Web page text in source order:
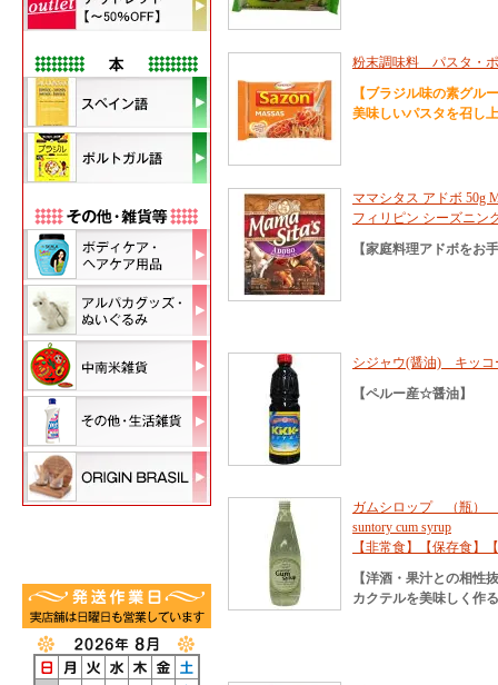
粉末調味料 パスタ・
【ブラジル味の素グル
美味しいパスタを召し
ママシタス アドボ 50g
フィリピン シーズニン
【家庭料理アドボをお
シジャウ(醤油) キッ
【ペルー産☆醤油】
ガムシロップ （瓶）
suntory cum syrup
【非常食】【保存食】
【洋酒・果汁との相性
カクテルを美味しく作